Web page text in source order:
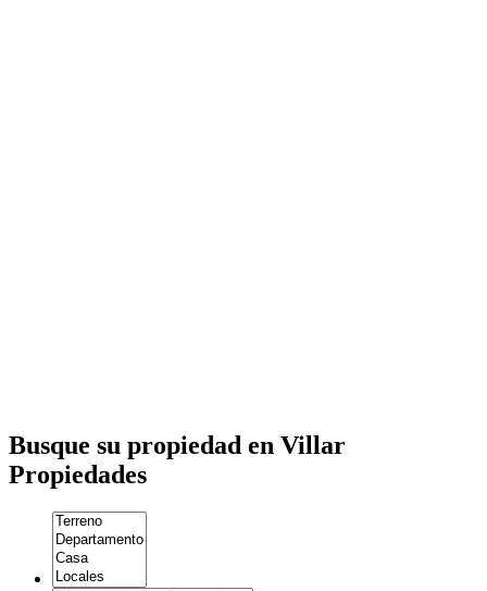
Busque su propiedad en Villar
Propiedades